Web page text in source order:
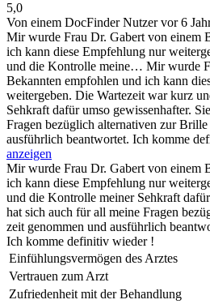
5,0
Von einem DocFinder Nutzervor 6
Mir wurde Frau Dr. Gabert von einem
ich kann diese Empfehlung nur
und die Kontrolle meine… Mir wurde
Bekannten empfohlen und ich kann
weitergeben. Die Wartezeit war kurz
Sehkraft dafür umso gewissenhafter.
Fragen bezüglich alternativen zur
ausführlich beantwortet. Ich komme
anzeigen
Mir wurde Frau Dr. Gabert von einem
ich kann diese Empfehlung nur
und die Kontrolle meiner Sehkraft
hat sich auch für all meine Fragen
zeit genommen und ausführlich
Ich komme definitiv wieder !
Einfühlungsvermögen des Arztes
Vertrauen zum Arzt
Zufriedenheit mit der Behandlung